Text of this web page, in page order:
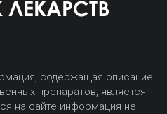
содержащая описание
препаратов, является
на сайте информация не